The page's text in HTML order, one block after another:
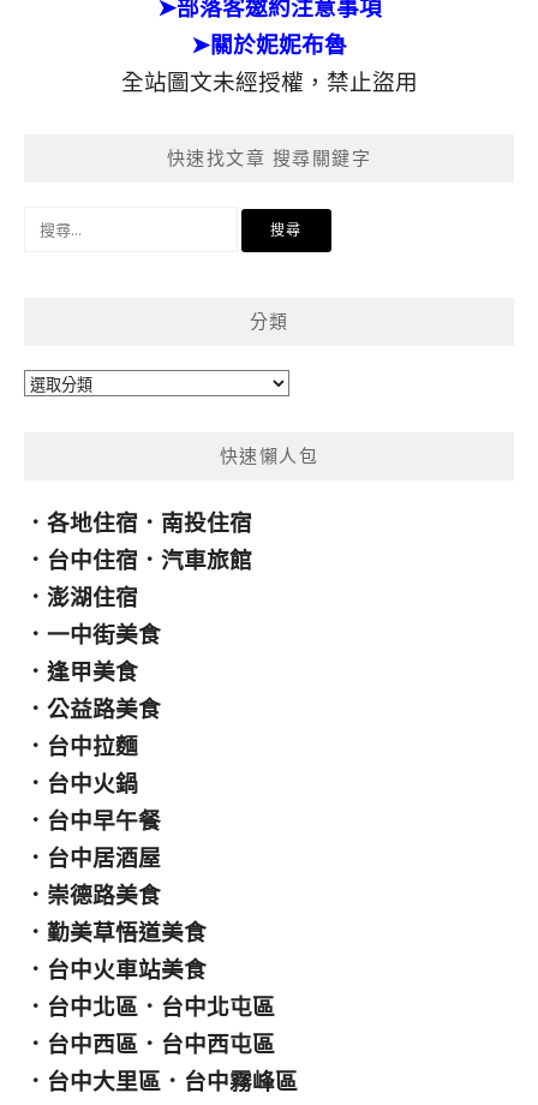
➤部落客邀約注意事項
➤關於妮妮布魯
全站圖文未經授權，禁止盜用
快速找文章 搜尋關鍵字
分類
分
快速懶人包
． 各地住宿 ． 南投住宿
． 台中住宿 ． 汽車旅館
． 澎湖住宿
． 一中街美食
． 逢甲美食
． 公益路美食
． 台中拉麵
． 台中火鍋
． 台中早午餐
． 台中居酒屋
． 崇德路美食
． 勤美草悟道美食
． 台中火車站美食
． 台中北區 ． 台中北屯區
． 台中西區 ． 台中西屯區
． 台中大里區 ． 台中霧峰區